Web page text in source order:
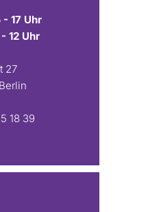
17 Uhr
12 Uhr
27
18 39